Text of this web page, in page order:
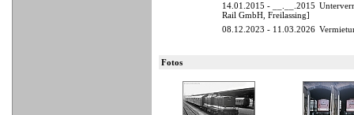
14.01.2015 - __.__.2015
Rail GmbH, Freilassing]
08.12.2023 - 11.03.2026
Fotos